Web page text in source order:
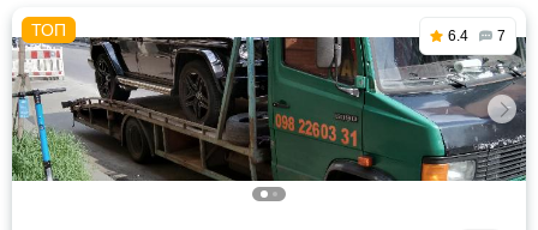
6.4 7